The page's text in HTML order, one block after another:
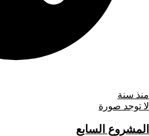
منذ سنة
لا توجد صورة
المشروع السابع